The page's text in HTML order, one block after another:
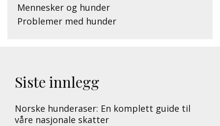
Mennesker og hunder
Problemer med hunder
Siste innlegg
Norske hunderaser: En komplett guide til
våre nasjonale skatter